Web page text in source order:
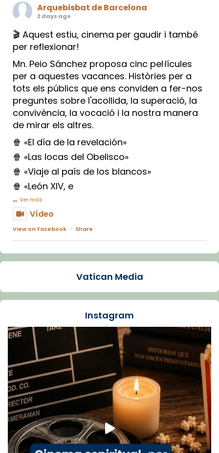
Arquebisbat de Barcelona
2 days ago
🎬 Aquest estiu, cinema per gaudir i també
per reflexionar!
Mn. Peio Sánchez proposa cinc pel·lícules
per a aquestes vacances. Històries per a
tots els públics que ens conviden a fer-nos
preguntes sobre l'acollida, la superació, la
convivència, la vocació i la nostra manera
de mirar els altres.
🍿 «El día de la revelación»
🍿 «Las locas del Obelisco»
🍿 «Viaje al país de los blancos»
🍿 «León XIV, e
... Ver más
Vídeo
View on Facebook · Share
Arquebisbat de Barcelona
La Carmina va patir depressió. Fa gairebé
dos mesos, a l'Estadi Lluís Companys, la
Recupera l'entrevista comp
Vatican
tican News 👇
www.vaticannews.va/es/iglesia/news/2026-
07/carmina-historia-depresion-papa-viaje-
espana-testimoni...
Foto
View on Facebook · Share
Arquebisbat de Barcelona
Vatican Media
Instagram